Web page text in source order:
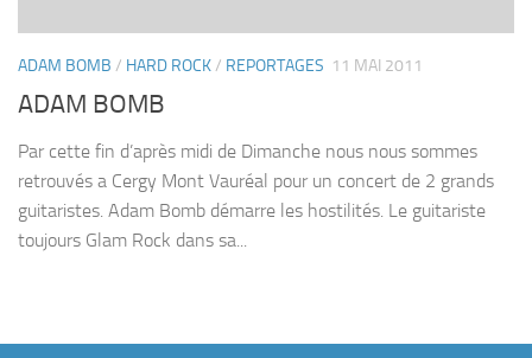
ADAM BOMB / HARD ROCK/ REPORTAGES 11 MAI 2011
ADAM BOMB
Par cette fin d’après midi de Dimanche nous nous sommes
retrouvés a Cergy Mont Vauréal pour un concert de 2 grands
guitaristes. Adam Bomb démarre les hostilités. Le guitariste
toujours Glam Rock dans sa...